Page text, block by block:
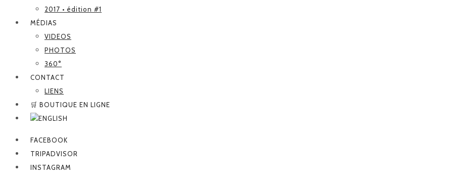
2017 • édition #1
MÉDIAS
VIDEOS
PHOTOS
360°
CONTACT
LIENS
🛒 BOUTIQUE EN LIGNE
FACEBOOK
TRIPADVISOR
INSTAGRAM